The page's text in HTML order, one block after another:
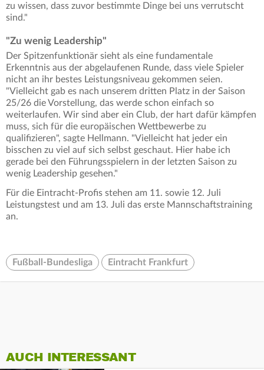
zu wissen, dass zuvor bestimmte Dinge bei uns verrutscht
sind."
"Zu wenig Leadership"
Der Spitzenfunktionär sieht als eine fundamentale
Erkenntnis aus der abgelaufenen Runde, dass viele Spieler
nicht an ihr bestes Leistungsniveau gekommen seien.
"Vielleicht gab es nach unserem dritten Platz in der Saison
25/26 die Vorstellung, das werde schon einfach so
weiterlaufen. Wir sind aber ein Club, der hart dafür kämpfen
muss, sich für die europäischen Wettbewerbe zu
qualifizieren", sagte Hellmann. "Vielleicht hat jeder ein
bisschen zu viel auf sich selbst geschaut. Hier habe ich
gerade bei den Führungsspielern in der letzten Saison zu
wenig Leadership gesehen."
Für die Eintracht-Profis stehen am 11. sowie 12. Juli
Leistungstest und am 13. Juli das erste Mannschaftstraining
an.
Fußball-Bundesliga Eintracht Frankfurt
AUCH INTERESSANT